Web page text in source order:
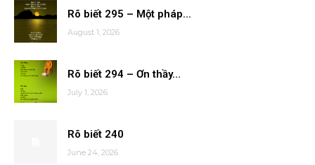
Rõ biết 295 – Một pháp...
August 1, 2026
Rõ biết 294 – Ơn thầy...
July 1, 2026
Rõ biết 240
June 24, 2026